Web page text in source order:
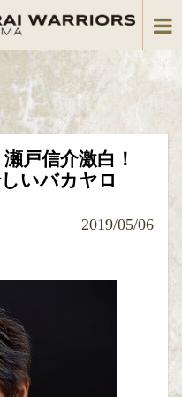
戸信介激白！
いバカヤロ
2019/05/06